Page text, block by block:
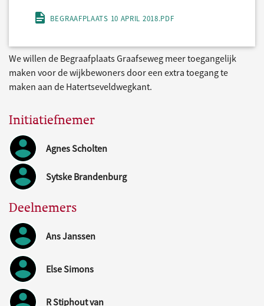
BEGRAAFPLAATS 10 APRIL 2018.PDF
We willen de Begraafplaats Graafseweg meer toegangelijk
maken voor de wijkbewoners door een extra toegang te
maken aan de Hatertseveldwegkant.
Initiatiefnemer
Agnes Scholten
Sytske Brandenburg
Deelnemers
Ans Janssen
Else Simons
R Stiphout van